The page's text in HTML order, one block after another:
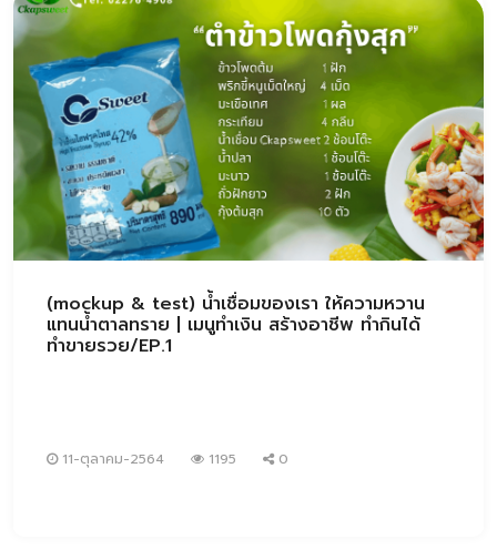
(mockup & test) น้ำเชื่อมของเรา ให้ความหวาน
แทนน้ำตาลทราย | เมนูทำเงิน สร้างอาชีพ ทำกินได้
ทำขายรวย/EP.1
11-ตุลาคม-2564 1195 0